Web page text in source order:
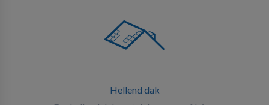
Hellend dak